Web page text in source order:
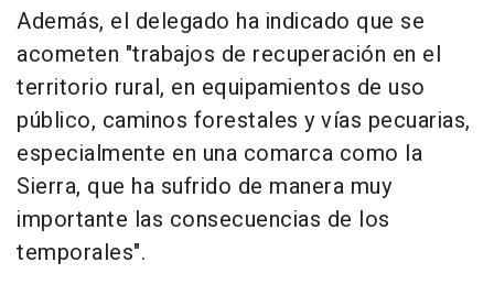
Además, el delegado ha indicado que se
acometen "trabajos de recuperación en el
territorio rural, en equipamientos de uso
público, caminos forestales y vías pecuarias,
especialmente en una comarca como la
Sierra, que ha sufrido de manera muy
importante las consecuencias de los
temporales".